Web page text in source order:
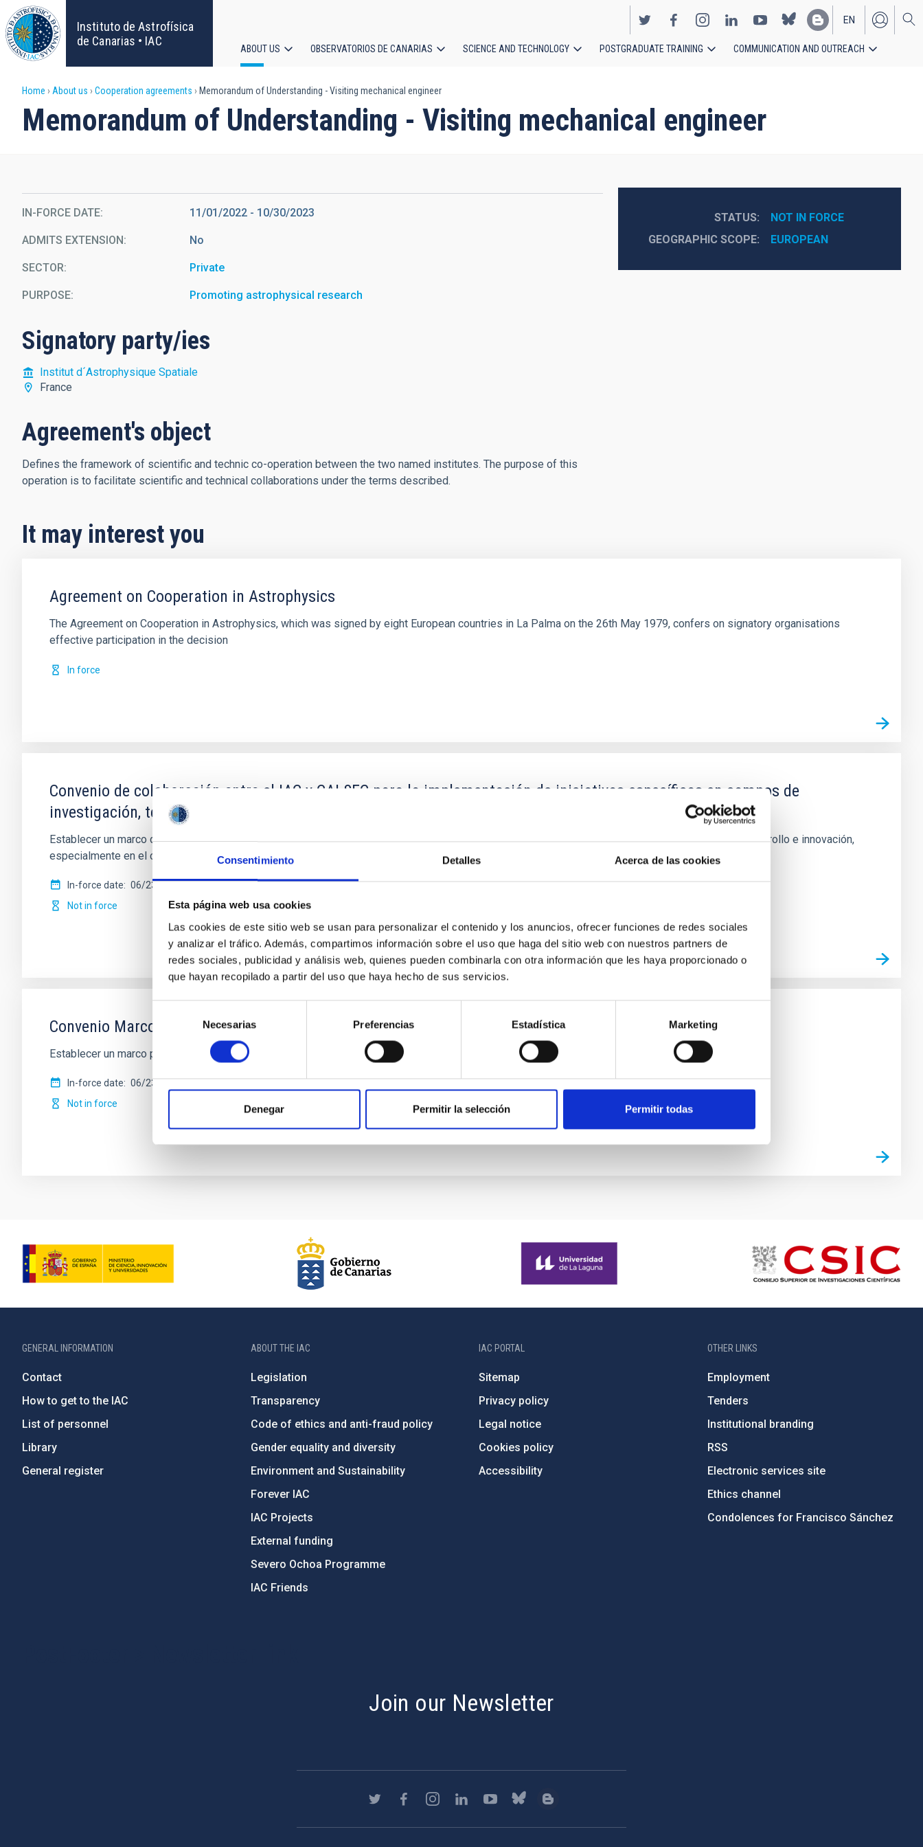
Consentimiento Detalles Acerca de las cookies
Esta página web usa cookies
Las cookies de este sitio web se usan para personalizar el contenido y los anuncios, ofrecer funciones de redes sociales
y analizar el tráfico. Además, compartimos información sobre el uso que haga del sitio web con nuestros partners de
redes sociales, publicidad y análisis web, quienes pueden combinarla con otra información que les haya proporcionado o
que hayan recopilado a partir del uso que haya hecho de sus servicios.
de
consentimiento
Necesarias Preferencias Estadística Marketing
Denegar Permitir la selección Permitir todas
Skip
to
main
content
Instituto de Astrofísica
de Canarias • IAC
EN
ES
Main
navigation
ABOUT US OBSERVATORIOS DE CANARIAS SCIENCE AND TECHNOLOGY POSTGRADUATE TRAINING COMMUNICATION AND OUTREACH
Breadcrumb
Home About us Cooperation agreements Memorandum of Understanding - Visiting mechanical engineer
Memorandum of Understanding - Visiting mechanical engineer
IN-FORCE DATE 11/01/2022 - 10/30/2023
ADMITS EXTENSION No
SECTOR Private
PURPOSE Promoting astrophysical research
Signatory party/ies
Institut d´Astrophysique Spatiale
France
Agreement's object
Defines the framework of scientific and technic co-operation between the two named institutes. The purpose of this
operation is to facilitate scientific and technical collaborations under the terms described.
STATUS
NOT IN FORCE
GEOGRAPHIC SCOPE
EUROPEAN
It may interest you
Agreement on Cooperation in Astrophysics
The Agreement on Cooperation in Astrophysics, which was signed by eight European countries in La Palma on the 26th May 1979, confers on signatory organisations
effective participation in the decision
In force
Convenio de colaboración entre el IAC y CALSEC para la implementación de iniciativas específicas en campos de
investigación, tecnología e innovación en el sector de spectroscopía de Rayos Gamma y sus aplicaciones
Establecer un marco de cooperación para la firma de convenios específicos que faciliten la realización de proyectos conjuntos en investigación, desarrollo e innovación,
especialmente en el campo de la
In-force date 06/23/2015-06/23/2025
Not in force
Convenio Marco entre la Universidad Europea de Canarias y el Instituto de Astrofísica de Canarias
Establecer un marco para la realización en común de actividades de formación, intercambio de alumnos, asesoramiento e investigación
In-force date 06/23/2014
Not in force
GENERAL INFORMATION
Contact
How to get to the IAC
List of personnel
Library
General register
ABOUT THE IAC
Legislation
Transparency
Code of ethics and anti-fraud policy
Gender equality and diversity
Environment and Sustainability
Forever IAC
IAC Projects
External funding
Severo Ochoa Programme
IAC Friends
IAC PORTAL
Sitemap
Privacy policy
Legal notice
Cookies policy
Accessibility
OTHER LINKS
Employment
Tenders
Institutional branding
RSS
Electronic services site
Ethics channel
Condolences for Francisco Sánchez
Join our Newsletter